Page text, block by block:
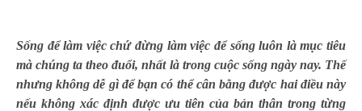
Sống để làm việc chứ đừng làm việc để sống luôn là mục tiêu
mà chúng ta theo đuổi, nhất là trong cuộc sống ngày nay. Thế
nhưng không dễ gì để bạn có thể cân bằng được hai điều này
nếu không xác định được ưu tiên của bản thân trong từng